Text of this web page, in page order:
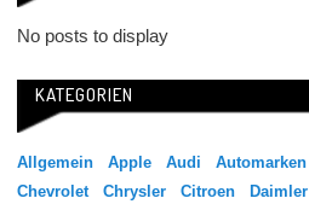
No posts to display
KATEGORIEN
Allgemein Apple Audi Automarken
Chevrolet
Chrysler Citroen Daimler